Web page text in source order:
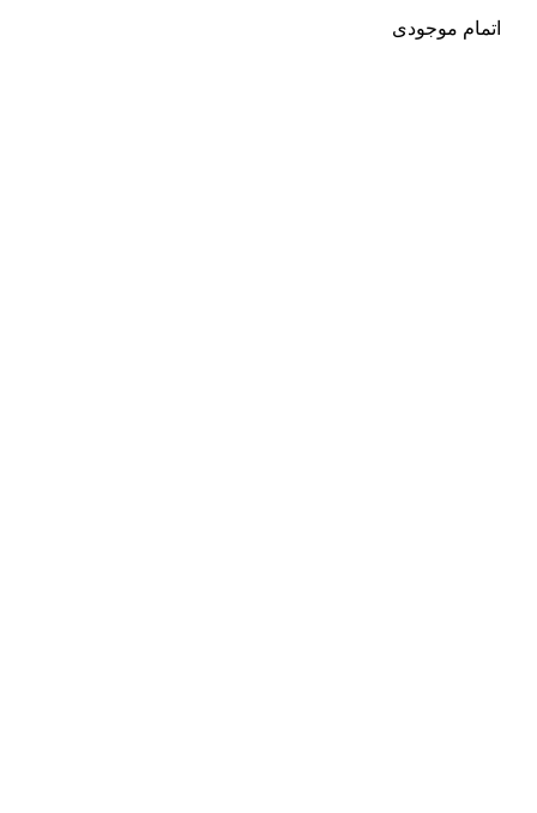
اتمام موجودی